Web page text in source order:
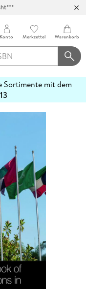
Konto Merkzettel Warenkorb
Sortimente mit dem